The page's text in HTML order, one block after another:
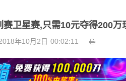
赛卫星赛,只需10元夺得200万
年10月2日 00:02:11